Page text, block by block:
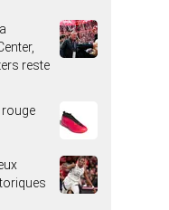
reste
rouge